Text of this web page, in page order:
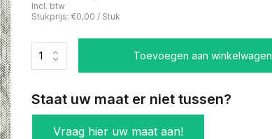
Incl. btw
Stukprijs: €0,00 / Stuk
Toevoegen aan winkelwagen
Staat uw maat er niet tussen?
Vraag hier uw maat aan!